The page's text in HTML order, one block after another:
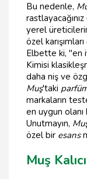
Bu nedenle,
yerel
özel
Elbette ki, "en
Kimisi
daha niş ve
Muş'taki
markaların
en uygun olanı
Unutmayın,
özel bir esans
Muş